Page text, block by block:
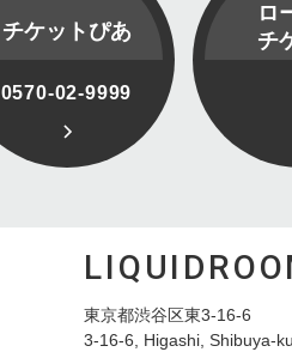
チケットぴあ
0570-02-9999
ロ
チ
東京都渋谷区東3-16-6
3-16-6, Higashi, Shibuya-